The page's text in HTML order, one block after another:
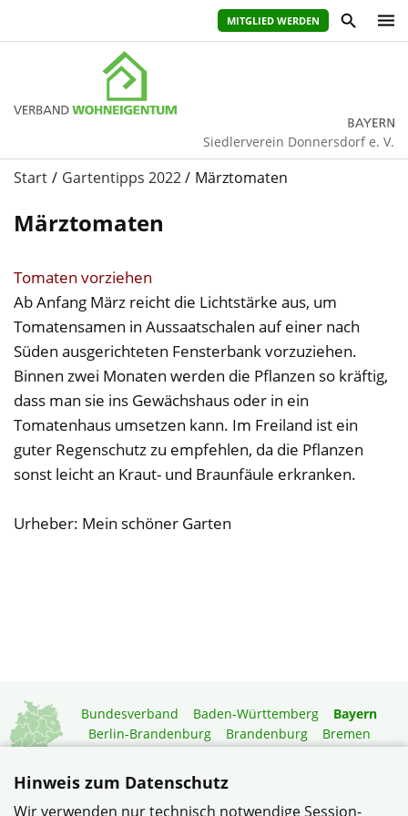
MITGLIED WERDEN
Siedlerverein Donnersdorf e. V.
Start Gartentipps 2022 Märztomaten
Märztomaten
Tomaten vorziehen
Ab Anfang März reicht die Lichtstärke aus, um
Tomatensamen in Aussaatschalen auf einer nach
Süden ausgerichteten Fensterbank vorzuziehen.
Binnen zwei Monaten werden die Pflanzen so kräftig,
dass man sie ins Gewächshaus oder in ein
Tomatenhaus umsetzen kann. Im Freiland ist ein
guter Regenschutz zu empfehlen, da die Pflanzen
sonst leicht an Kraut- und Braunfäule erkranken.
Urheber: Mein schöner Garten
Bundesverband Baden-Württemberg
Bayern
Berlin-Brandenburg
Brandenburg
Bremen
Niedersachsen
Rheinland-Pfalz
Saarland
Hinweis zum Datenschutz
Wir verwenden nur technisch notwendige Session-